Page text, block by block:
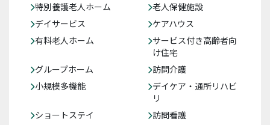
特別養護老人ホーム
老人保健施設
デイサービス
ケアハウス
有料老人ホーム
サービス付き高齢者向
け住宅
グループホーム
訪問介護
小規模多機能
デイケア・通所リハビ
リ
ショートステイ
訪問看護